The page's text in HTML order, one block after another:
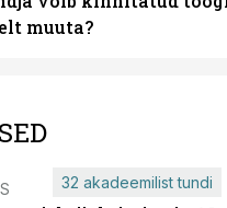
muuta?
32 akadeemilist tundi